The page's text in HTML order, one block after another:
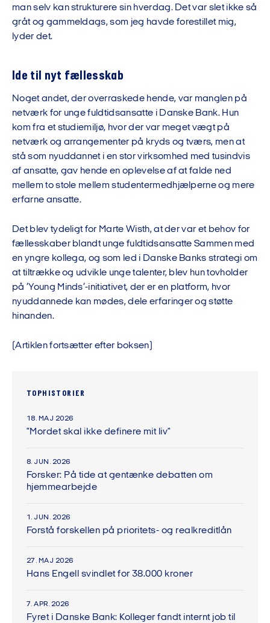
man selv kan strukturere sin hverdag. Det var slet ikke så
gråt og gammeldags, som jeg havde forestillet mig,
lyder det.
Ide til nyt fællesskab
Noget andet, der overraskede hende, var manglen på
netværk for unge fuldtidsansatte i Danske Bank. Hun
kom fra et studiemiljø, hvor der var meget vægt på
netværk og arrangementer på kryds og tværs, men at
stå som nyuddannet i en stor virksomhed med tusindvis
af ansatte, gav hende en oplevelse af at falde ned
mellem to stole mellem studentermedhjælperne og mere
erfarne ansatte.
Det blev tydeligt for Marte Wisth, at der var et behov for
fællesskaber blandt unge fuldtidsansatte Sammen med
en yngre kollega, og som led i Danske Banks strategi om
at tiltrække og udvikle unge talenter, blev hun tovholder
på ’Young Minds’-initiativet, der er en platform, hvor
nyuddannede kan mødes, dele erfaringer og støtte
hinanden.
(Artiklen fortsætter efter boksen)
TOPHISTORIER
18. MAJ 2026
"Mordet skal ikke definere mit liv"
8. JUN. 2026
Forsker: På tide at gentænke debatten om
hjemmearbejde
1. JUN. 2026
Forstå forskellen på prioritets- og realkreditlån
27. MAJ 2026
Hans Engell svindlet for 38.000 kroner
7. APR. 2026
Fyret i Danske Bank: Kolleger fandt internt job til